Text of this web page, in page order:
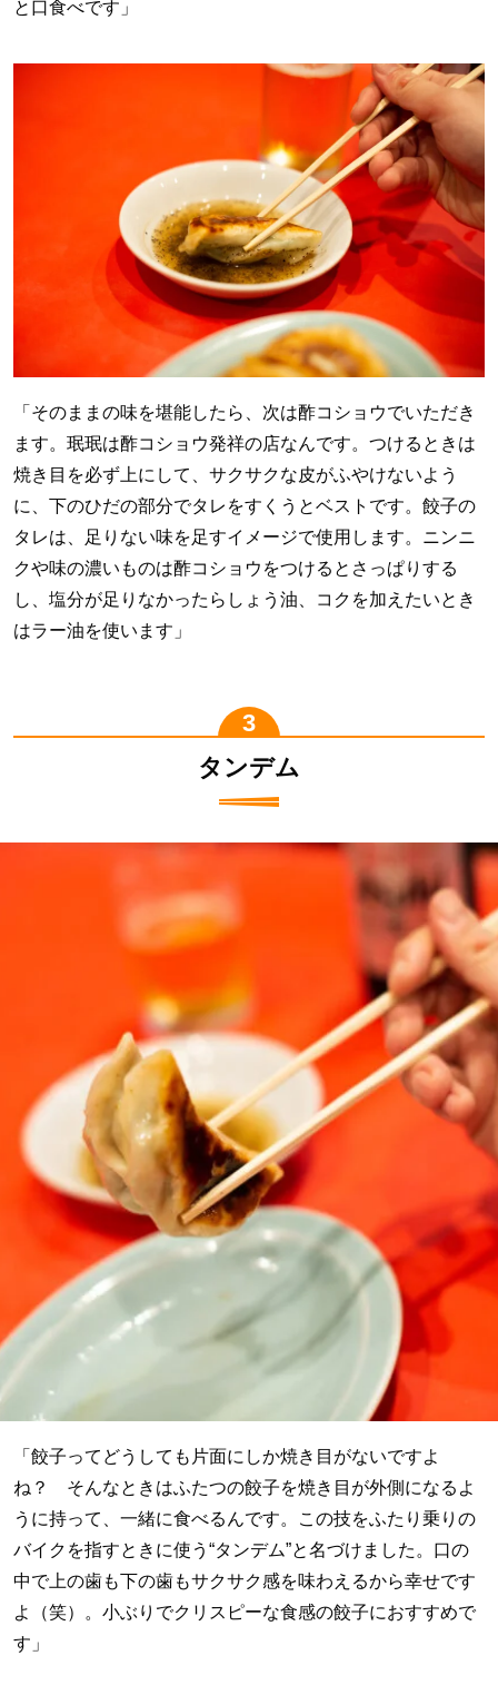
と口食べです」
「そのままの味を堪能したら、次は酢コショウでいただき
ます。珉珉は酢コショウ発祥の店なんです。つけるときは
焼き目を必ず上にして、サクサクな皮がふやけないよう
に、下のひだの部分でタレをすくうとベストです。餃子の
タレは、足りない味を足すイメージで使用します。ニンニ
クや味の濃いものは酢コショウをつけるとさっぱりする
し、塩分が足りなかったらしょう油、コクを加えたいとき
はラー油を使います」
タンデム
「餃子ってどうしても片面にしか焼き目がないですよ
ね？ そんなときはふたつの餃子を焼き目が外側になるよ
うに持って、一緒に食べるんです。この技をふたり乗りの
バイクを指すときに使う“タンデム”と名づけました。口の
中で上の歯も下の歯もサクサク感を味わえるから幸せです
よ（笑）。小ぶりでクリスピーな食感の餃子におすすめで
す」